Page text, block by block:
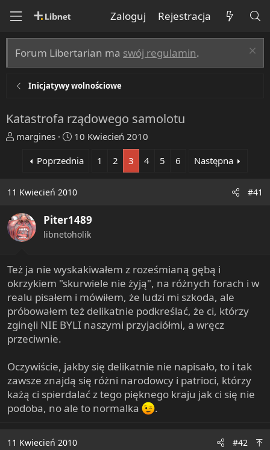
Zaloguj Rejestracja
Forum Libertarian ma swój regulamin.
Inicjatywy wolnościowe
Katastrofa rządowego samolotu
T
a
d
s
t
a
e
r
margines
R
z
o
c
ę
t
10 Kwiecień 2010
Poprzednia
1 2 3 4 5 6 Następna
11 Kwiecień 2010 #41
Piter1489
libnetoholik
Też ja nie wyskakiwałem z roześmianą gębą i
okrzykiem "skurwiele nie żyją", na różnych forach i w
realu pisałem i mówiłem, że ludzi mi szkoda, ale
próbowałem też delikatnie podkreślać, że ci, którzy
zginęli NIE BYLI naszymi przyjaciółmi, a wręcz
przeciwnie.
Oczywiście, jakby się delikatnie nie napisało, to i tak
zawsze znajdą się różni narodowcy i patrioci, którzy
każą ci spierdalać z tego pięknego kraju jak ci się nie
podoba, no ale to normalka
.
11 Kwiecień 2010 #42